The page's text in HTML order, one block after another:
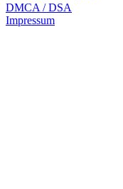
DMCA / DSA
Impressum